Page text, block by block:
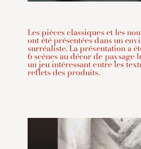
Les pièces classiques et les
ont été présentées dans un
surréaliste. La présentation a
6 scènes au décor de paysage
un jeu intéressant entre les
reflets des produits.